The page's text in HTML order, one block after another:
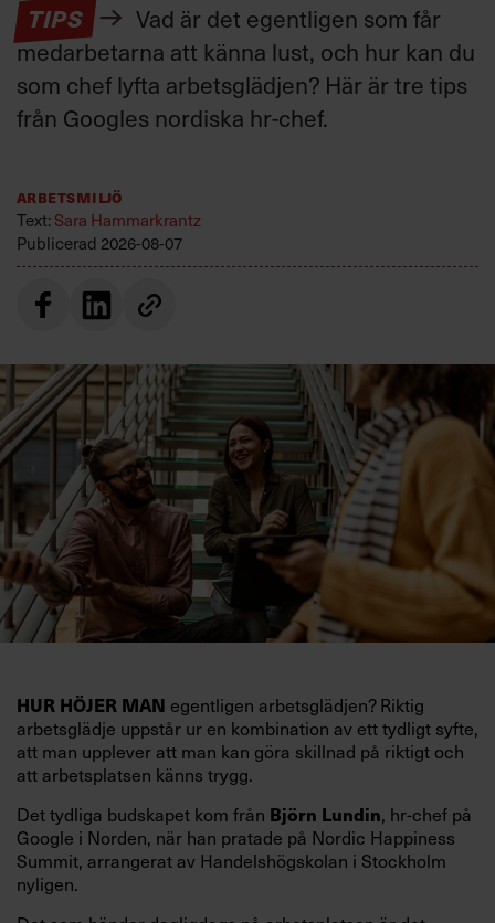
TIPS
Vad är det egentligen som får
medarbetarna att känna lust, och hur kan du
som chef lyfta arbetsglädjen? Här är tre tips
från Googles nordiska hr-chef.
Arbetsmiljö
Text:Sara Hammarkrantz
Publicerad 2026-08-07
HUR HÖJER MAN egentligen arbetsglädjen? Riktig
arbetsglädje uppstår ur en kombination av ett tydligt syfte,
att man upplever att man kan göra skillnad på riktigt och
att arbetsplatsen känns trygg.
Det tydliga budskapet kom från Björn Lundin, hr-chef på
Google i Norden, när han pratade på Nordic Happiness
Summit, arrangerat av Handelshögskolan i Stockholm
nyligen.